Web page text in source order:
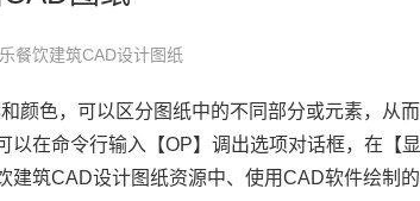
餐饮建筑CAD设计图纸
颜色，可以区分图纸中的不同部分或元素，从而
在命令行输入【OP】调出选项对话框，在【显
建筑CAD设计图纸资源中、使用CAD软件绘制的